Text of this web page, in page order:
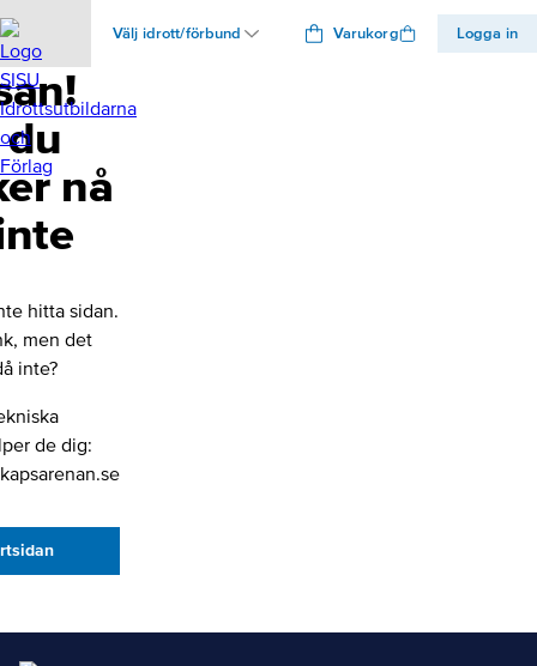
Välj idrott/förbund Varukorg Logga in
nå
hitta sidan.
men det
inte?
de dig: